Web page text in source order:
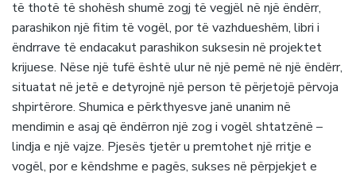
të thotë të shohësh shumë zogj të vegjël në një ëndërr,
parashikon një fitim të vogël, por të vazhdueshëm, libri i
ëndrrave të endacakut parashikon suksesin në projektet
krijuese. Nëse një tufë është ulur në një pemë në një ëndërr,
situatat në jetë e detyrojnë një person të përjetojë përvoja
shpirtërore. Shumica e përkthyesve janë unanim në
mendimin e asaj që ëndërron një zog i vogël shtatzënë –
lindja e një vajze. Pjesës tjetër u premtohet një rritje e
vogël, por e këndshme e pagës, sukses në përpjekjet e